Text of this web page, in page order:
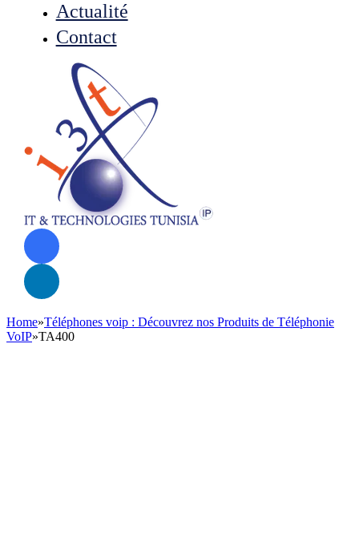
Actualité
Contact
Home»Téléphones voip : Découvrez nos Produits de Téléphonie
VoIP»TA400